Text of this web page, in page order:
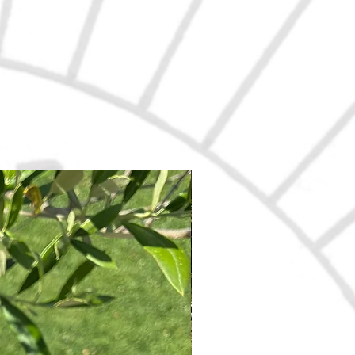
Nouveau